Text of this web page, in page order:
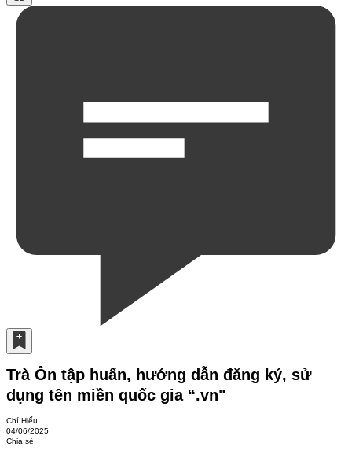
Trà Ôn tập huấn, hướng dẫn đăng ký, sử
dụng tên miền quốc gia “.vn"
Chí Hiếu
04/06/2025
Chia sẻ